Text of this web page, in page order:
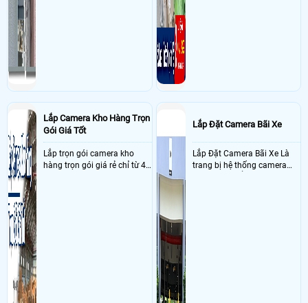
Lắp Camera Kho Hàng Trọn
Gói Giá Tốt
Lắp trọn gói camera kho
hàng trọn gói giá rẻ chỉ từ 4
Lắp Đặt Camera Bãi Xe
Lắp Đặt Camera Bãi Xe Là
trang bị hệ thống camera